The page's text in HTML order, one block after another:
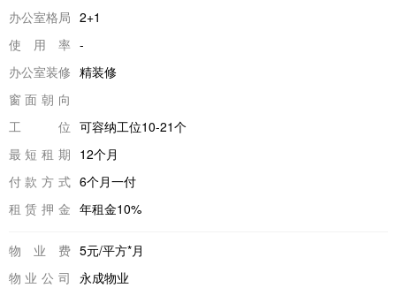
办公室格局 2+1
使用率 -
办公室装修 精装修
窗面朝向
工位 可容纳工位10-21个
最短租期 12个月
付款方式 6个月一付
租赁押金 年租金10%
物业费 5元/平方*月
物业公司
永成物业